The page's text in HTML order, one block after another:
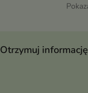
Otrzymuj